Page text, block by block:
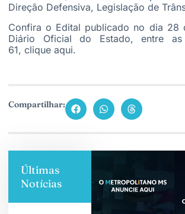
Direção Defensiva, Legislação de
Confira o Edital publicado no dia 28
Diário Oficial do Estado, entre
61, clique aqui.
Compartilhar:
Últimas
Notícias